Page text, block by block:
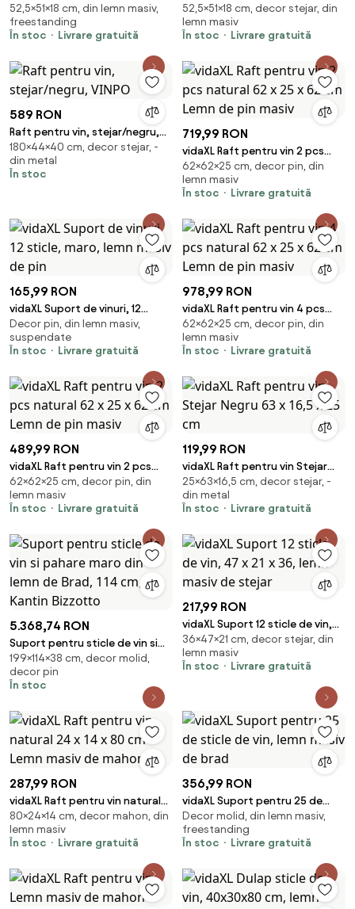
vechi 51 x 18 x 52,5 cm Lemn
compozit
52,5×51×18 cm, din lemn masiv,
freestanding
În stoc
Livrare gratuită
fumuriu 51 x 18 x 52,5 cm Lemn
compozit
52,5×51×18 cm, decor stejar, din
lemn masiv
În stoc
Livrare gratuită
589 RON
Raft pentru vin, stejar/negru,
VINPO
180×44×40 cm, decor stejar, -
din metal
În stoc
719,99 RON
vidaXL Raft pentru vin 2 pcs
natural 62 x 25 x 62 cm Lemn de
pin masiv
62×62×25 cm, decor pin, din
lemn masiv
În stoc
Livrare gratuită
165,99 RON
vidaXL Suport de vinuri, 12
sticle, maro, lemn masiv de pin
Decor pin, din lemn masiv,
suspendate
În stoc
Livrare gratuită
978,99 RON
vidaXL Raft pentru vin 4 pcs
natural 62 x 25 x 62 cm Lemn de
pin masiv
62×62×25 cm, decor pin, din
lemn masiv
În stoc
Livrare gratuită
489,99 RON
vidaXL Raft pentru vin 2 pcs
natural 62 x 25 x 62 cm Lemn de
pin masiv
62×62×25 cm, decor pin, din
lemn masiv
În stoc
Livrare gratuită
119,99 RON
vidaXL Raft pentru vin Stejar
Negru 63 x 16,5 x 25 cm
25×63×16,5 cm, decor stejar, -
din metal
În stoc
Livrare gratuită
5.368,74 RON
Suport pentru sticle de vin si
pahare maro din lemn de Brad,
114 cm, Kantin Bizzotto
199×114×38 cm, decor molid,
decor pin
În stoc
217,99 RON
vidaXL Suport 12 sticle de vin,
47 x 21 x 36, lemn masiv de
stejar
36×47×21 cm, decor stejar, din
lemn masiv
În stoc
Livrare gratuită
287,99 RON
vidaXL Raft pentru vin natural
24 x 14 x 80 cm Lemn masiv de
mahon
80×24×14 cm, decor mahon, din
lemn masiv
În stoc
Livrare gratuită
356,99 RON
vidaXL Suport pentru 25 de
sticle de vin, lemn masiv de
brad
Decor molid, din lemn masiv,
freestanding
În stoc
Livrare gratuită